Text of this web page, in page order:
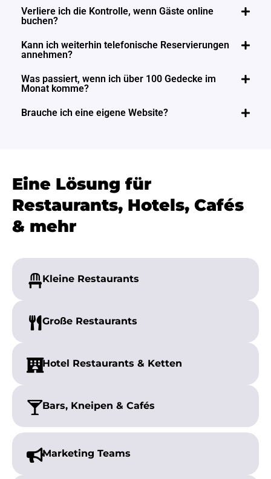
Verliere ich die Kontrolle, wenn Gäste online
buchen?
Kann ich weiterhin telefonische Reservierungen
annehmen?
Was passiert, wenn ich über 100 Gedecke im
Monat komme?
Brauche ich eine eigene Website?
Eine Lösung für
Restaurants, Hotels, Cafés
& mehr
Kleine Restaurants
Große Restaurants
Hotel Restaurants & Ketten
Bars, Kneipen & Cafés
Marketing Teams